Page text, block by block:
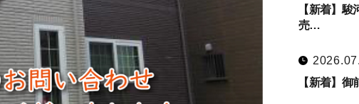
【新着】
売…
【新着】